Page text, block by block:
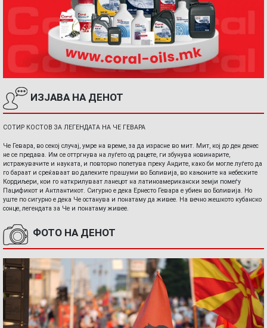
ИЗЈАВА НА ДЕНОТ
СОТИР КОСТОВ ЗА ЛЕГЕНДАТА НА ЧЕ ГЕВАРА
Че Гевара, во секој случај, умре на време, за да израсне во мит. Мит, кој до ден денес
не се предава. Им се оттргнува на луѓето од рацете, ги збунува новинарите,
истражувачите и науката, и повторно полетува преку Андите, како би могле луѓето да
го бараат и среќаваат во далеките прашуми во Боливија, во кањоните на небеските
Кордиљери, кои го наткрилуваат ланецот на латиноамерикански земји помеѓу
Пацификот и Антлантикот. Сигурно е дека Ернесто Гевара е убиен во Боливија. Но
уште по сигурно е дека Че останува и понатаму да живее. На вечно жешкото кубанско
сонце, легендата за Че и понатаму живее.
ФОТО НА ДЕНОТ